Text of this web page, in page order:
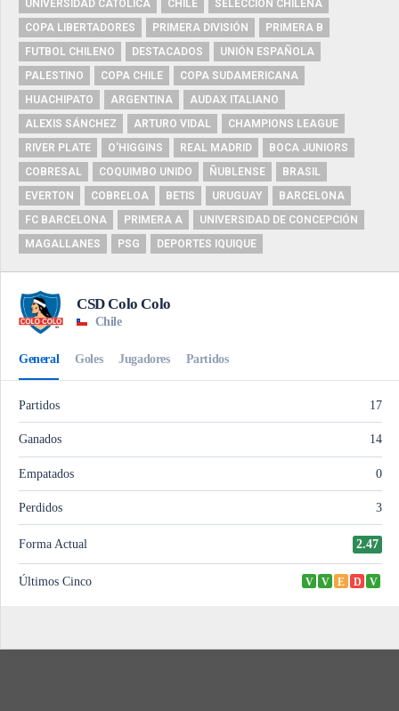
UNIVERSIDAD CATÓLICA
CHILE
SELECCIÓN CHILENA
COPA LIBERTADORES
PRIMERA DIVISIÓN
PRIMERA B
FUTBOL CHILENO
DESTACADOS
UNIÓN ESPAÑOLA
PALESTINO
COPA CHILE
COPA SUDAMERICANA
HUACHIPATO
ARGENTINA
AUDAX ITALIANO
ALEXIS SÁNCHEZ
ARTURO VIDAL
CHAMPIONS LEAGUE
RIVER PLATE
O'HIGGINS REAL MADRID
BOCA JUNIORS
COBRESAL
COQUIMBO UNIDO ÑUBLENSE
BRASIL
EVERTON
COBRELOA BETIS URUGUAY
BARCELONA
FC BARCELONA
PRIMERA A
UNIVERSIDAD DE CONCEPCIÓN
MAGALLANES
PSG DEPORTES IQUIQUE